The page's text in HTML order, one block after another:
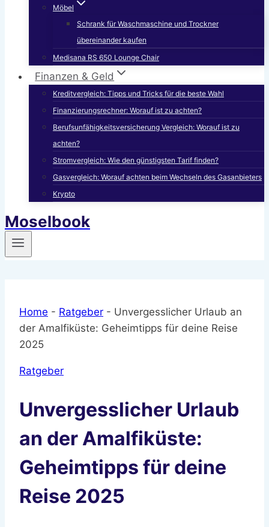
Möbel
Schrank für Waschmaschine und Trockner
übereinander kaufen
Medisana RS 650 Lounge Chair
Finanzen & Geld
Kreditvergleich: Tipps und Tricks für die beste Wahl
Finanzierungsrechner: Worauf ist zu achten?
Berufsunfähigkeitsversicherung Vergleich: Worauf ist zu
achten?
Stromvergleich: Wie den günstigsten Tarif finden?
Gasvergleich: Worauf achten beim Wechseln des Gasanbieters
Krypto
Moselbook
Home - Ratgeber - Unvergesslicher Urlaub an
der Amalfiküste: Geheimtipps für deine Reise
2025
Ratgeber
Unvergesslicher Urlaub
an der Amalfiküste:
Geheimtipps für deine
Reise 2025